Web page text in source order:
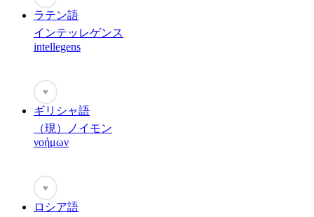
ラテン語
インテッレゲンス
intellegens
♥
ギリシャ語
（現）ノイモン
νοήμων
♥
ロシア語